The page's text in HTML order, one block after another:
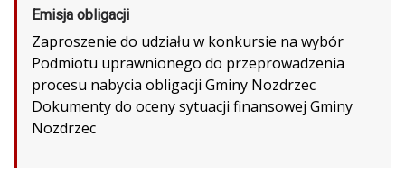
Emisja obligacji
Zaproszenie do udziału w konkursie na wybór
Podmiotu uprawnionego do przeprowadzenia
procesu nabycia obligacji Gminy Nozdrzec
Dokumenty do oceny sytuacji finansowej Gminy
Nozdrzec